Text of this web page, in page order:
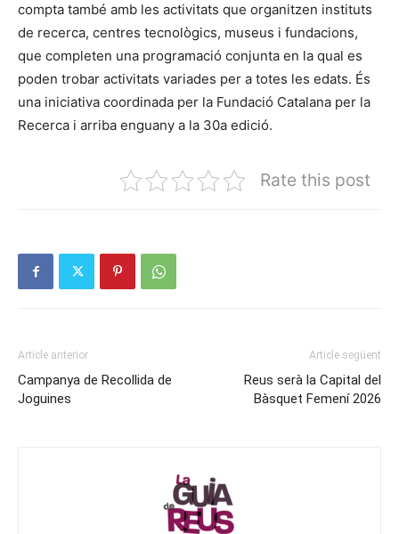
compta també amb les activitats que organitzen instituts
de recerca, centres tecnològics, museus i fundacions,
que completen una programació conjunta en la qual es
poden trobar activitats variades per a totes les edats. És
una iniciativa coordinada per la Fundació Catalana per la
Recerca i arriba enguany a la 30a edició.
Rate this post
Article anterior
Campanya de Recollida de
Joguines
Article següent
Reus serà la Capital del
Bàsquet Femení 2026